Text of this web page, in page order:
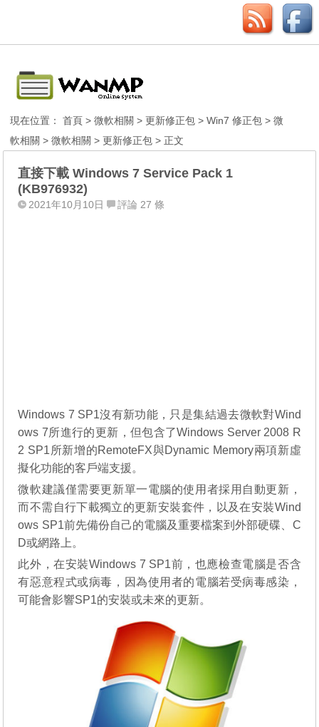
現在位置：首頁 >微軟相關 >更新修正包 >Win7 修正包 >微
軟相關 >微軟相關 >更新修正包 > 正文
直接下載 Windows 7 Service Pack 1
(KB976932)
2021年10月10日 評論 27 條
Windows 7 SP1沒有新功能，只是集結過去微軟對Wind
ows 7所進行的更新，但包含了Windows Server 2008 R
2 SP1所新增的RemoteFX與Dynamic Memory兩項新虛
擬化功能的客戶端支援。
微軟建議僅需要更新單一電腦的使用者採用自動更新，
而不需自行下載獨立的更新安裝套件，以及在安裝Wind
ows SP1前先備份自己的電腦及重要檔案到外部硬碟、C
D或網路上。
此外，在安裝Windows 7 SP1前，也應檢查電腦是否含
有惡意程式或病毒，因為使用者的電腦若受病毒感染，
可能會影響SP1的安裝或未來的更新。